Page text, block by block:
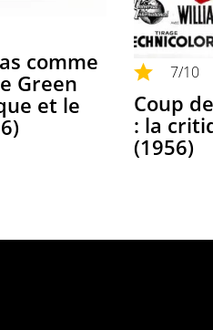
comme
Green
et le
7/10
Coup
: la
(1956)